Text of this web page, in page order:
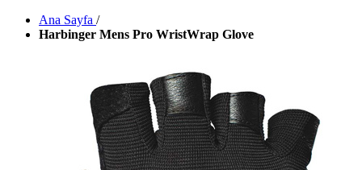
Ana Sayfa /
Harbinger Mens Pro WristWrap Glove